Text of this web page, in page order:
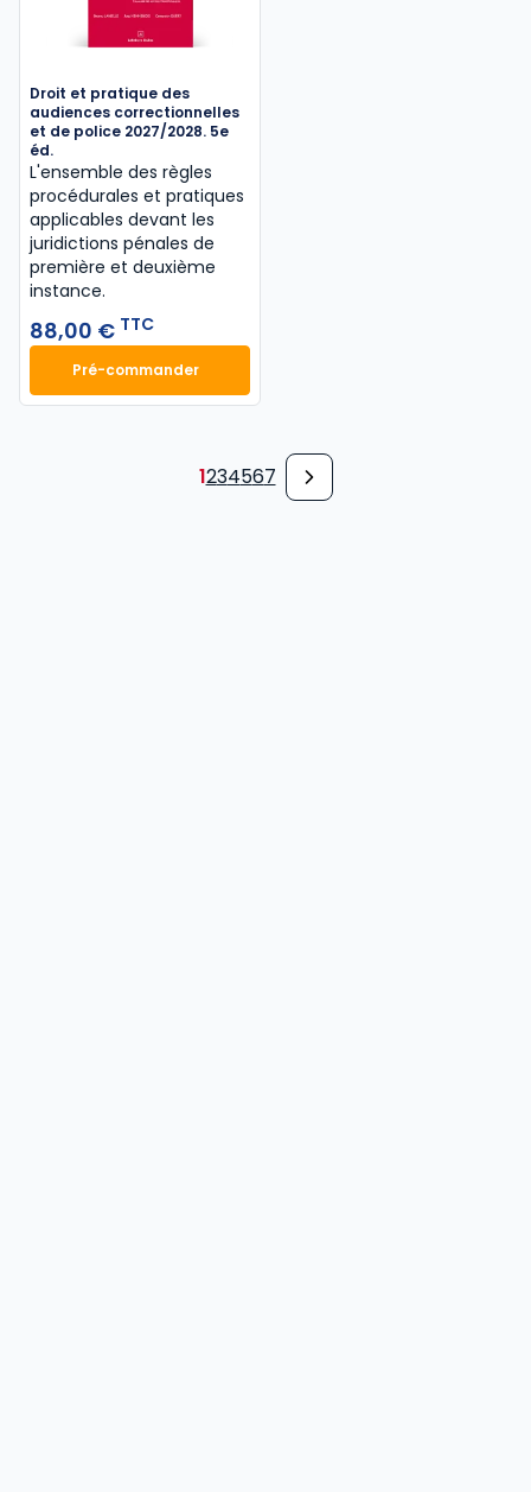
Droit et pratique des
audiences correctionnelles
et de police 2027/2028. 5e
éd.
L'ensemble des règles
procédurales et pratiques
applicables devant les
juridictions pénales de
première et deuxième
instance.
88,00 € TTC
Pré-commanderDroit et pratique des audiences correctionnelles
1234567